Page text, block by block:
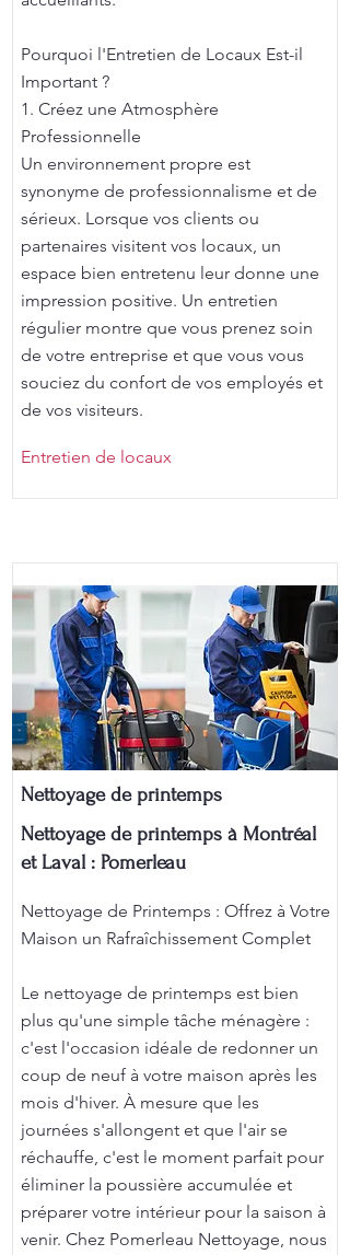
Pourquoi l'Entretien de Locaux Est-il
Important ?
1. Créez une Atmosphère
Professionnelle
Un environnement propre est
synonyme de professionnalisme et de
sérieux. Lorsque vos clients ou
partenaires visitent vos locaux, un
espace bien entretenu leur donne une
impression positive. Un entretien
régulier montre que vous prenez soin
de votre entreprise et que vous vous
souciez du confort de vos employés et
de vos visiteurs.
Entretien de locaux
Nettoyage de printemps
Nettoyage de printemps à Montréal
et Laval : Pomerleau
Nettoyage de Printemps : Offrez à Votre
Maison un Rafraîchissement Complet
Le nettoyage de printemps est bien
plus qu'une simple tâche ménagère :
c'est l'occasion idéale de redonner un
coup de neuf à votre maison après les
mois d'hiver. À mesure que les
journées s'allongent et que l'air se
réchauffe, c'est le moment parfait pour
éliminer la poussière accumulée et
préparer votre intérieur pour la saison à
venir. Chez Pomerleau Nettoyage, nous